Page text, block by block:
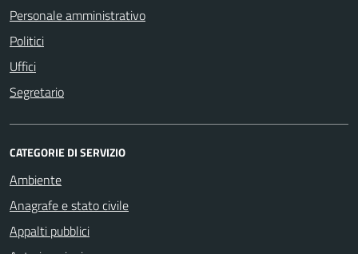
Personale amministrativo
Politici
Uffici
Segretario
CATEGORIE DI SERVIZIO
Ambiente
Anagrafe e stato civile
Appalti pubblici